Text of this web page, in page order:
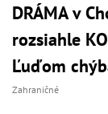
DRÁMA v
rozsiahle
Ľuďom
Zahraničné